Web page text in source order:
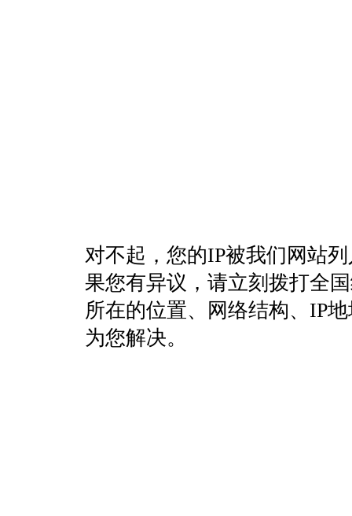
对不起，您的IP被我们网站
果您有异议，请立刻拨打全
所在的位置、网络结构、IP
为您解决。